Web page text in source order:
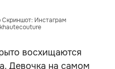
Инстаграм
восхищаются
Девочка на самом